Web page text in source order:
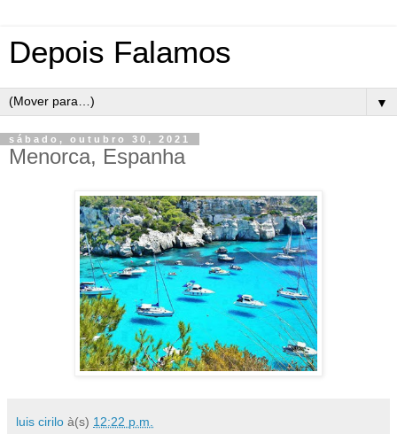
Depois Falamos
▼
sábado, outubro 30, 2021
Menorca, Espanha
luis cirilo à(s) 12:22 p.m.